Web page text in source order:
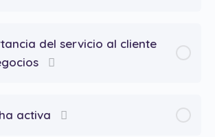
del servicio al cliente
activa